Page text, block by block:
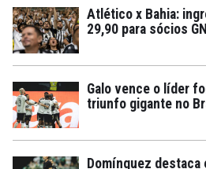
Atlético x Bahia:
29,90 para sócios
Galo vence o líder
triunfo gigante no
Domínguez